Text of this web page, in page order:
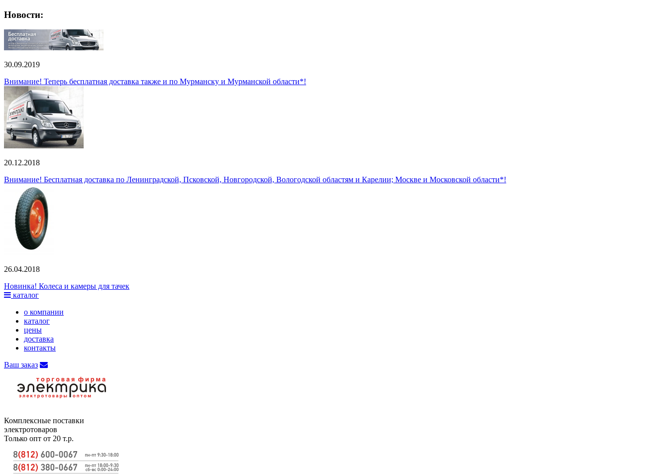
Новости:
30.09.2019
Внимание! Теперь бесплатная доставка также и по Мурманску и Мурманской области*!
20.12.2018
Внимание! Бесплатная доставка по Ленинградской, Псковской, Новгородской, Вологодской областям и Карелии; Москве и Московской области*!
26.04.2018
Новинка! Колеса и камеры для тачек
каталог
о компании
каталог
цены
доставка
контакты
Ваш заказ
Комплексные поставки
электротоваров
Только опт от 20 т.р.